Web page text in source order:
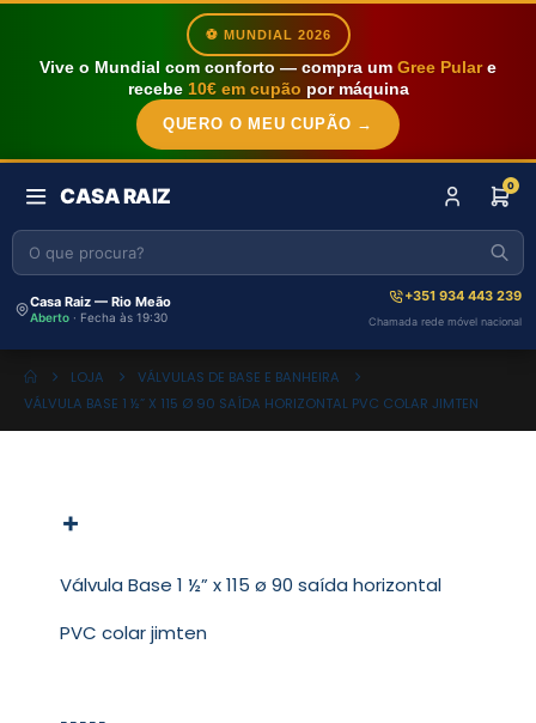
⚽ MUNDIAL 2026
Vive o Mundial com conforto — compra um Gree Pulare
recebe 10€ em cupão por máquina
QUERO O MEU CUPÃO →
CASA RAIZ 0
Casa Raiz — Rio Meão
Aberto · Fecha às 19:30
+351 934 443 239
Chamada rede móvel nacional
LOJA
VÁLVULAS DE BASE E BANHEIRA
VÁLVULA BASE 1 ½” X 115 Ø 90 SAÍDA HORIZONTAL PVC COLAR JIMTEN
Válvula Base 1 ½” x 115 ø 90 saída horizontal
PVC colar jimten